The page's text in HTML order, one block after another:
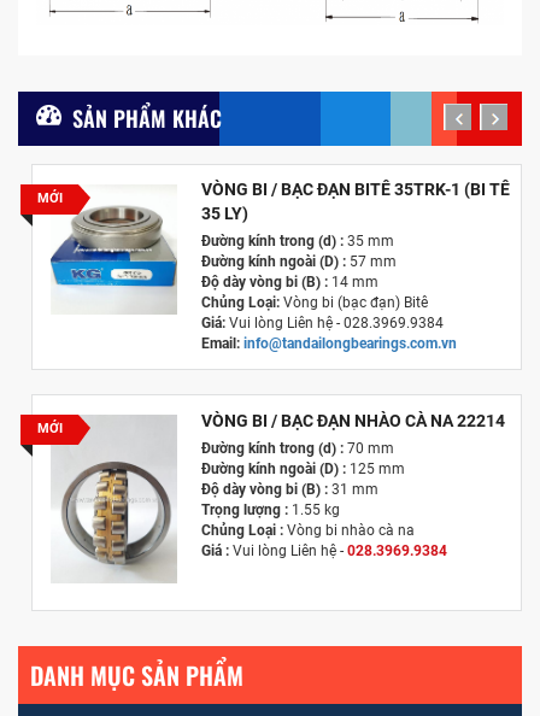
SẢN PHẨM KHÁC
MỚI
VÒNG BI / BẠC ĐẠN BITÊ 35TRK-1 (BI TÊ
35 LY)
Đường kính trong (d) :35 mm
Đường kính ngoài (D) :57 mm
Độ dày vòng bi (B) :14 mm
Chủng Loại: Vòng bi (bạc đạn) Bitê
Giá:Vui lòng Liên hệ - 028.3969.9384
Email: info@tandailongbearings.com.vn
MỚI VÒNG BI / BẠC ĐẠN NHÀO CÀ NA 22214
Đường kính trong (d) :70 mm
Đường kính ngoài (D) :125 mm
Độ dày vòng bi (B) :31 mm
Trọng lượng : 1.55 kg
Chủng Loại : Vòng bi nhào cà na
Giá :Vui lòng Liên hệ - 028.3969.9384
prev next
DANH MỤC SẢN PHẨM